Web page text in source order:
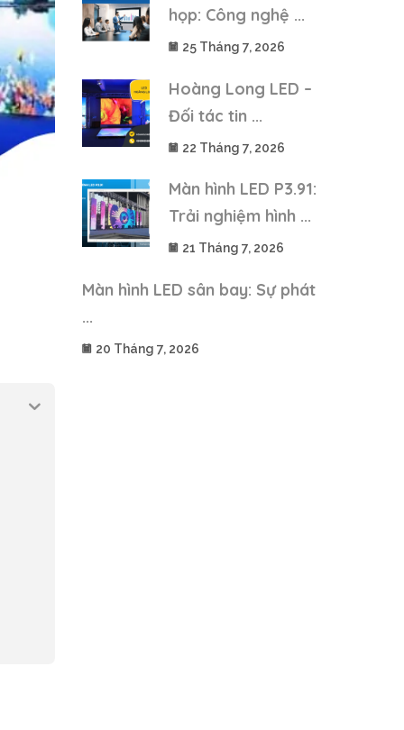
họp: Công nghệ ...
25 Tháng 7, 2026
Hoàng Long LED –
Đối tác tin ...
22 Tháng 7, 2026
Màn hình LED P3.91:
Trải nghiệm hình ...
21 Tháng 7, 2026
Màn hình LED sân bay: Sự phát
...
20 Tháng 7, 2026